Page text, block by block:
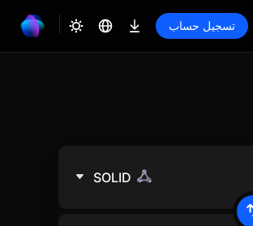
تسجيل حساب
SOLID